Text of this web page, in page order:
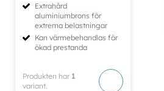
Extrahård
aluminiumbrons för
extrema belastningar
Kan värmebehandlas för
ökad prestanda
Produkten har 1
variant.